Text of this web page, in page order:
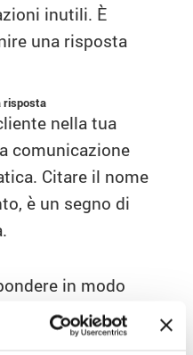
inutili. È
una risposta
risposta
nella tua
comunicazione
Citare il nome
è un segno di
in modo
soluzioni
problema che